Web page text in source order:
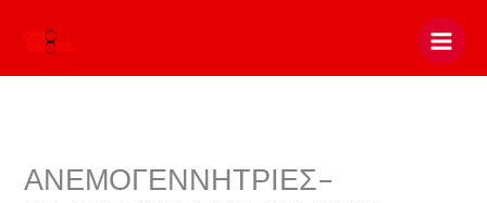
ΑΝΕΜΟΓΕΝΝΗΤΡΙΕΣ-